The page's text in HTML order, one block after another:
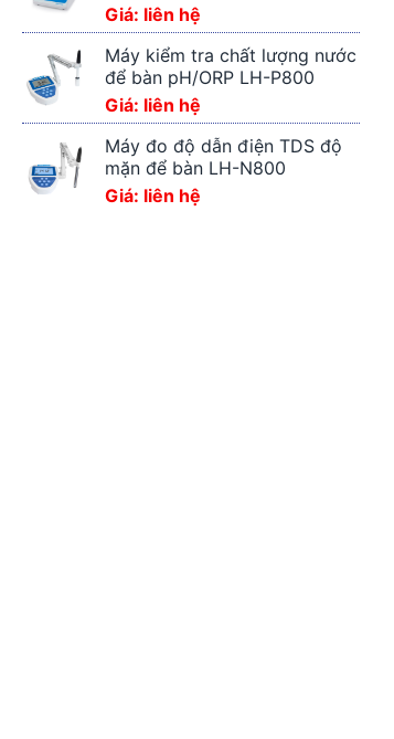
Giá: liên hệ
Máy kiểm tra chất lượng nước
để bàn pH/ORP LH-P800
Giá: liên hệ
Máy đo độ dẫn điện TDS độ
mặn để bàn LH-N800
Giá: liên hệ